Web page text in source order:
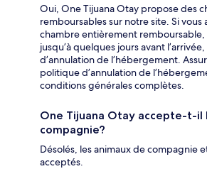
Oui, One Tijuana Otay propose des
remboursables sur notre site. Si vous
chambre entièrement remboursable,
jusqu’à quelques jours avant
d’annulation de l’hébergement.
politique d’annulation de
conditions générales complètes.
One Tijuana Otay accepte-t-il
compagnie?
Désolés, les animaux de compagnie
acceptés.